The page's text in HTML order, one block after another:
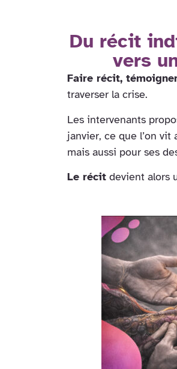
Du récit
vers
Faire récit,
traverser la crise.
Les intervenants
janvier, ce que l’on vit
mais aussi pour ses
Le récit devient alors